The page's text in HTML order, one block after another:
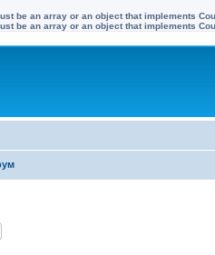
be an array or an object that implements
be an array or an object that implements